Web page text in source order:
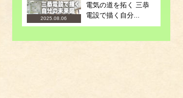
2025.08.06
電気の道を拓く 三恭
電設で描く自分...